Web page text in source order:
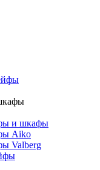
и шкафы
Aiko
Valberg